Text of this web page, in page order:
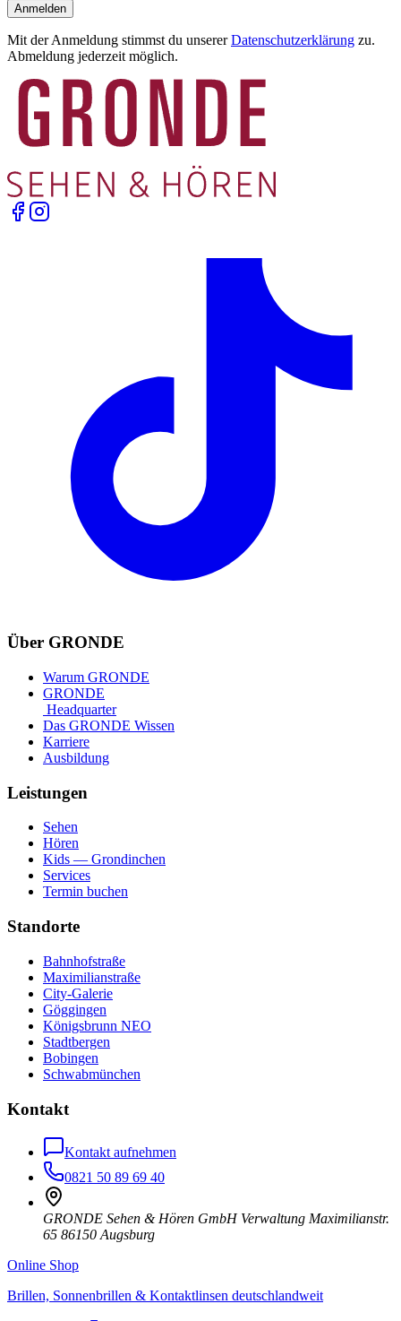
Anmelden
Mit der Anmeldung stimmst du unserer Datenschutzerklärung zu.
Abmeldung jederzeit möglich.
Über GRONDE
Warum GRONDE
GRONDE
Headquarter
Das GRONDE Wissen
Karriere
Ausbildung
Leistungen
Sehen
Hören
Kids — Grondinchen
Services
Termin buchen
Standorte
Bahnhofstraße
Maximilianstraße
City-Galerie
Göggingen
Königsbrunn NEO
Stadtbergen
Bobingen
Schwabmünchen
Kontakt
Kontakt aufnehmen
0821 50 89 69 40
GRONDE Sehen & Hören GmbH Verwaltung Maximilianstr.
65 86150 Augsburg
Online Shop
Brillen, Sonnenbrillen & Kontaktlinsen deutschlandweit